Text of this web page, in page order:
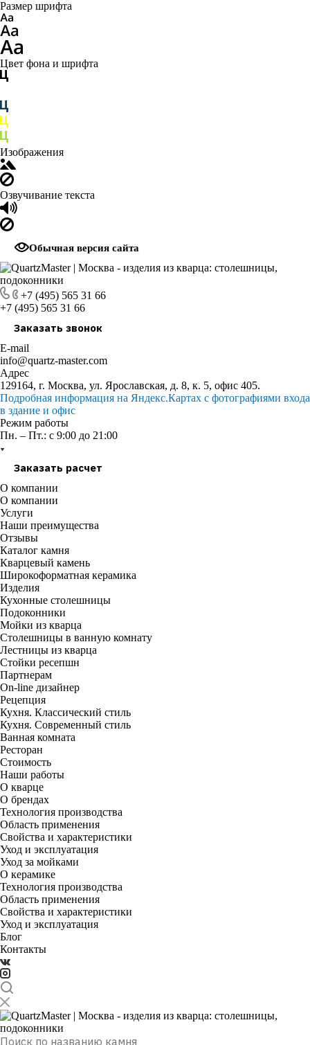
Размер шрифта
Цвет фона и шрифта
Изображения
Озвучивание текста
Обычная версия сайта
+7 (495) 565 31 66
+7 (495) 565 31 66
Заказать звонок
E-mail
info@quartz-master.com
Адрес
129164, г. Москва, ул. Ярославская, д. 8, к. 5, офис 405.
Подробная информация на Яндекс.Картах с фотографиями входа
в здание и офис
Режим работы
Пн. – Пт.: с 9:00 до 21:00
Заказать расчет
О компании
О компании
Услуги
Наши преимущества
Отзывы
Каталог камня
Кварцевый камень
Широкоформатная керамика
Изделия
Кухонные столешницы
Подоконники
Мойки из кварца
Столешницы в ванную комнату
Лестницы из кварца
Стойки ресепшн
Партнерам
On-line дизайнер
Рецепция
Кухня. Классический стиль
Кухня. Современный стиль
Ванная комната
Ресторан
Стоимость
Наши работы
О кварце
О брендах
Технология производства
Область применения
Свойства и характеристики
Уход и эксплуатация
Уход за мойками
О керамике
Технология производства
Область применения
Свойства и характеристики
Уход и эксплуатация
Блог
Контакты